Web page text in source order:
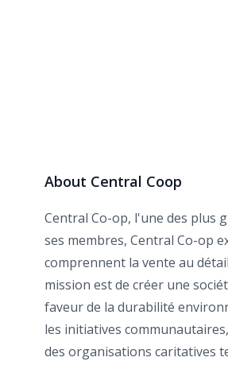
About Central Coop
Central Co-op, l'une des plus
ses membres, Central Co-op
comprennent la vente au
mission est de créer une
faveur de la durabilité
les initiatives
des organisations caritatives